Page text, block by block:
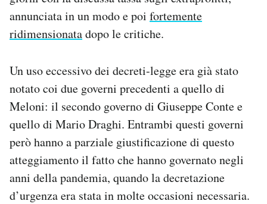
annunciata in un modo e poi fortemente
ridimensionatadopo le critiche.
Un uso eccessivo dei decreti-legge era già stato
notato coi due governi precedenti a quello di
Meloni: il secondo governo di Giuseppe Conte e
quello di Mario Draghi. Entrambi questi governi
però hanno a parziale giustificazione di questo
atteggiamento il fatto che hanno governato negli
anni della pandemia, quando la decretazione
d’urgenza era stata in molte occasioni necessaria.